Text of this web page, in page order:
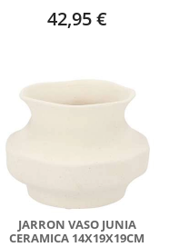
42,95 €
JARRON VASO JUNIA
CERAMICA 14X19X19CM